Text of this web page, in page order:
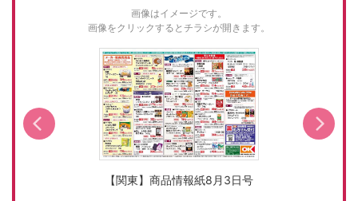
画像はイメージです。
画像をクリックするとチラシが開きます。
【関東】商品情報紙8月3日号